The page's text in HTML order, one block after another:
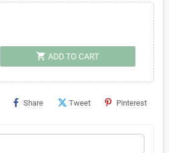
shopping_cart ADD TO CART
Share Tweet Pinterest